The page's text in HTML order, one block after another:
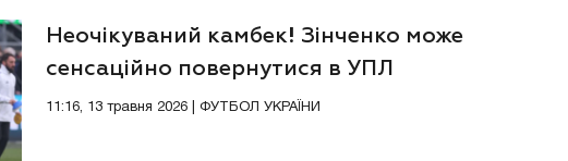
Неочікуваний камбек! Зінченко може
сенсаційно повернутися в УПЛ
11:16, 13 травня 2026 | ФУТБОЛ УКРАЇНИ